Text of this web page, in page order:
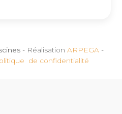
- Réalisation ARPEGA -
de confidentialité